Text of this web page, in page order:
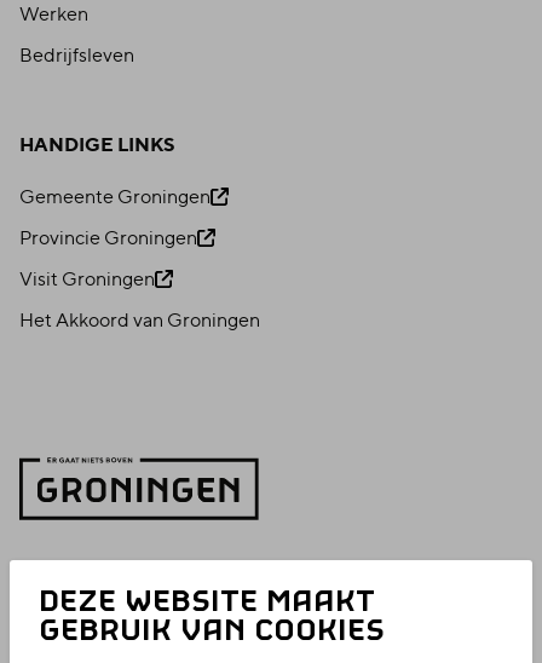
DEZE WEBSITE MAAKT
GEBRUIK VAN COOKIES
Werken
Bedrijfsleven
HANDIGE LINKS
Gemeente Groningen
Provincie Groningen
Visit Groningen
Het Akkoord van Groningen